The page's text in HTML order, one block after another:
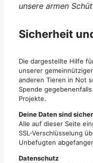
unsere armen
Sicherheit
Die dargestellte Hilfe
unserer
anderen Tieren in Not
Spende
Projekte.
Deine Daten sind sicher
Alle auf dieser Seite
SSL-Verschlüsselung
Unbefugten
Datenschutz